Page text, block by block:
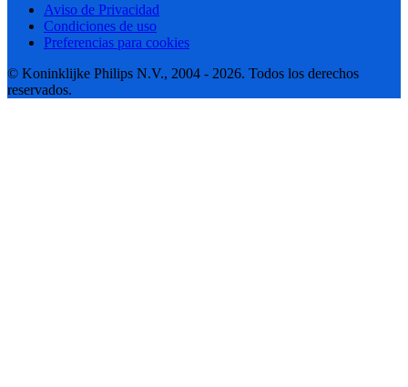
Aviso de Privacidad
Condiciones de uso
Preferencias para cookies
© Koninklijke Philips N.V., 2004 - 2026. Todos los derechos
reservados.